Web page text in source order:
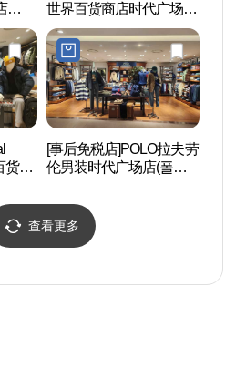
타임
世界百货商店时代广场店
(바비브라운 신세계백화
점 타임스퀘어점)
货商
점
[事后免税店]POLO拉夫劳
伦男装时代广场店(폴로
어점)
查看更多